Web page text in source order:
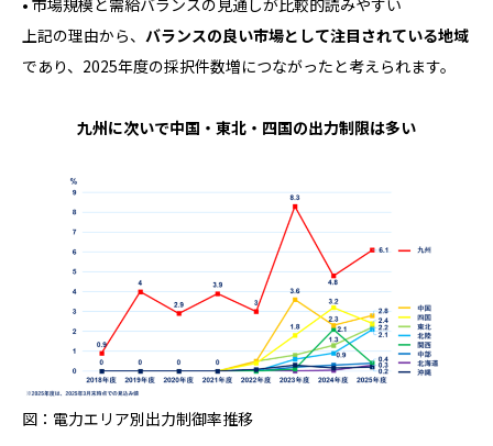
• 市場規模と需給バランスの見通しが比較的読みやすい
上記の理由から、 バランスの良い市場として注目されている地域
であり、2025年度の採択件数増につながったと考えられます。
九州に次いで中国・東北・四国の出力制限は多い
図：電力エリア別出力制御率推移